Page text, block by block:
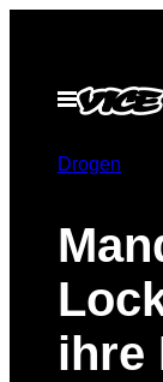
contentOpen
Menu
Drogen
ihre